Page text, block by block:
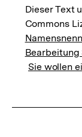
Dieser Text
Commons
Bearbeitung
Sie wollen